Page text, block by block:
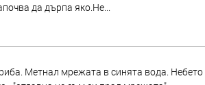
да дърпа яко.Не...
Метнал мрежата в синята вода.